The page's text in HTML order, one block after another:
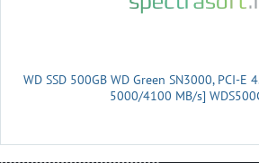
WD SSD 500GB WD Green SN3000, PCI-E
5000/4100 MB/s]